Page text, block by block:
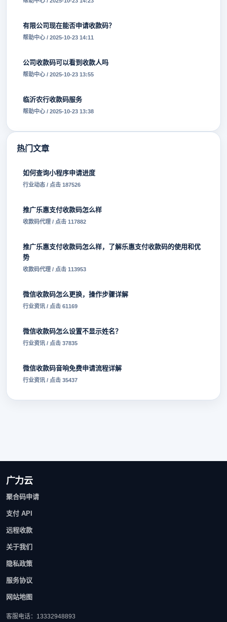
有限公司现在能否申请收款码？
帮助中心 / 2025-10-23 14:11
公司收款码可以看到收款人吗
帮助中心 / 2025-10-23 13:55
临沂农行收款码服务
帮助中心 / 2025-10-23 13:38
热门文章
如何查询小程序申请进度
行业动态 / 点击 187526
推广乐惠支付收款码怎么样
收款码代理 / 点击 117882
推广乐惠支付收款码怎么样，了解乐惠支付收款码的使用和优
势
收款码代理 / 点击 113953
微信收款码怎么更换，操作步骤详解
行业资讯 / 点击 61169
微信收款码怎么设置不显示姓名？
行业资讯 / 点击 37835
微信收款码音响免费申请流程详解
行业资讯 / 点击 35437
广力云
聚合码申请
支付 API
远程收款
关于我们
隐私政策
服务协议
网站地图
客服电话：13332948893